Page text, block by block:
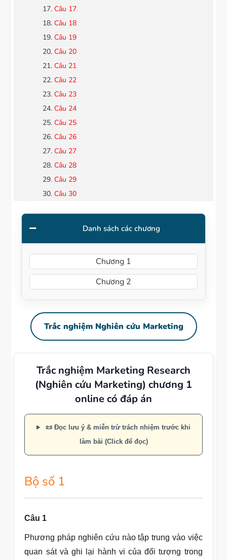
Câu 17
Câu 18
Câu 19
Câu 20
Câu 21
Câu 22
Câu 23
Câu 24
Câu 25
Câu 26
Câu 27
Câu 28
Câu 29
Câu 30
Danh sách các chương
Chương 1
Chương 2
Trắc nghiệm Nghiên cứu Marketing
Trắc nghiệm Marketing Research
(Nghiên cứu Marketing) chương 1
online có đáp án
📜 Đọc lưu ý & miễn trừ trách nhiệm trước khi
làm bài (Click để đọc)
Bộ số 1
Câu 1
Phương pháp nghiên cứu nào tập trung vào việc
quan sát và ghi lại hành vi của đối tượng trong